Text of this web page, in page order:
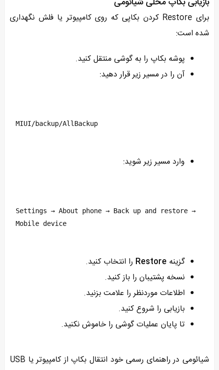
برای Restore کردن بکاپی که روی کامپیوتر یا فلش نگهداری
شده است:
پوشه بکاپ را به گوشی منتقل کنید.
آن را در مسیر زیر قرار دهید:
MIUI/backup/AllBackup
وارد مسیر زیر شوید:
Settings → About phone → Back up and restore →
Mobile device
گزینه Restore را انتخاب کنید.
نسخه پشتیبان را باز کنید.
اطلاعات موردنظر را علامت بزنید.
بازیابی را شروع کنید.
تا پایان عملیات گوشی را خاموش نکنید.
شیائومی در راهنمای رسمی خود انتقال بکاپ از کامپیوتر یا USB